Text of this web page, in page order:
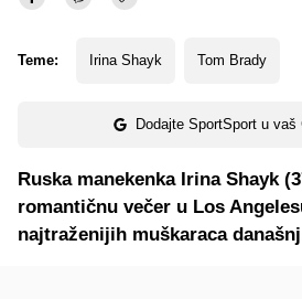
Teme: Irina Shayk Tom Brady
Dodajte SportSport u vaš
Ruska manekenka Irina Shayk
romantičnu večer u Los
najtraženijih muškaraca